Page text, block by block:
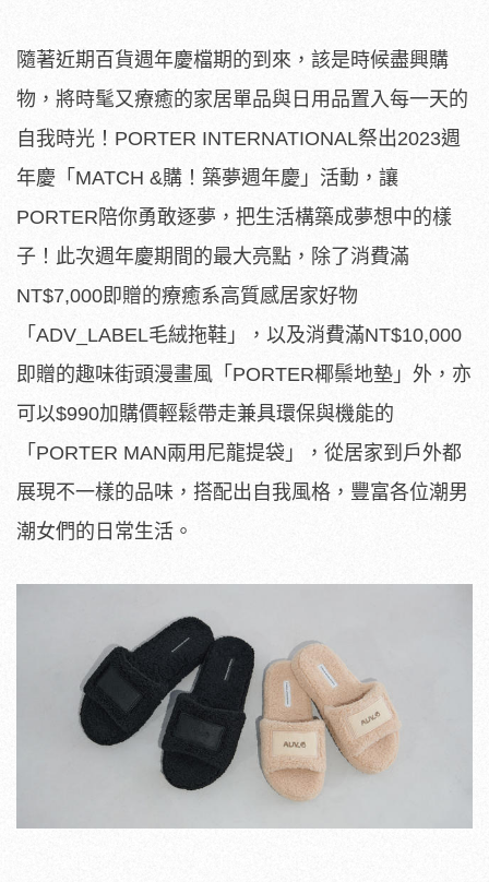
隨著近期百貨週年慶檔期的到來，該是時候盡興購
物，將時髦又療癒的家居單品與日用品置入每一天的
自我時光！PORTER INTERNATIONAL祭出2023週
年慶「MATCH &購！築夢週年慶」活動，讓
PORTER陪你勇敢逐夢，把生活構築成夢想中的樣
子！此次週年慶期間的最大亮點，除了消費滿
NT$7,000即贈的療癒系高質感居家好物
「ADV_LABEL毛絨拖鞋」，以及消費滿NT$10,000
即贈的趣味街頭漫畫風「PORTER椰鬃地墊」外，亦
可以$990加購價輕鬆帶走兼具環保與機能的
「PORTER MAN兩用尼龍提袋」，從居家到戶外都
展現不一樣的品味，搭配出自我風格，豐富各位潮男
潮女們的日常生活。